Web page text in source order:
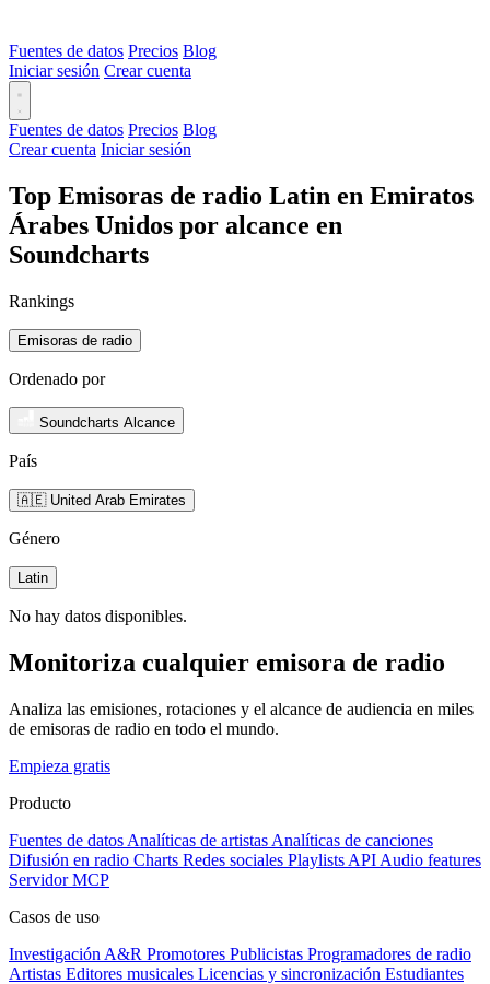
Fuentes de datos Precios Blog
Iniciar sesión Crear cuenta
Fuentes de datos Precios Blog
Crear cuenta Iniciar sesión
Top Emisoras de radio Latin en Emiratos
Árabes Unidos por alcance en
Soundcharts
Rankings
Emisoras de radio
Ordenado por
Soundcharts Alcance
País
🇦🇪 United Arab Emirates
Género
Latin
No hay datos disponibles.
Monitoriza cualquier emisora de radio
Analiza las emisiones, rotaciones y el alcance de audiencia en miles
de emisoras de radio en todo el mundo.
Empieza gratis
Producto
Fuentes de datos Analíticas de artistas Analíticas de canciones
Difusión en radio Charts Redes sociales Playlists API Audio features
Servidor MCP
Casos de uso
Investigación A&R Promotores Publicistas Programadores de radio
Artistas Editores musicales Licencias y sincronización Estudiantes